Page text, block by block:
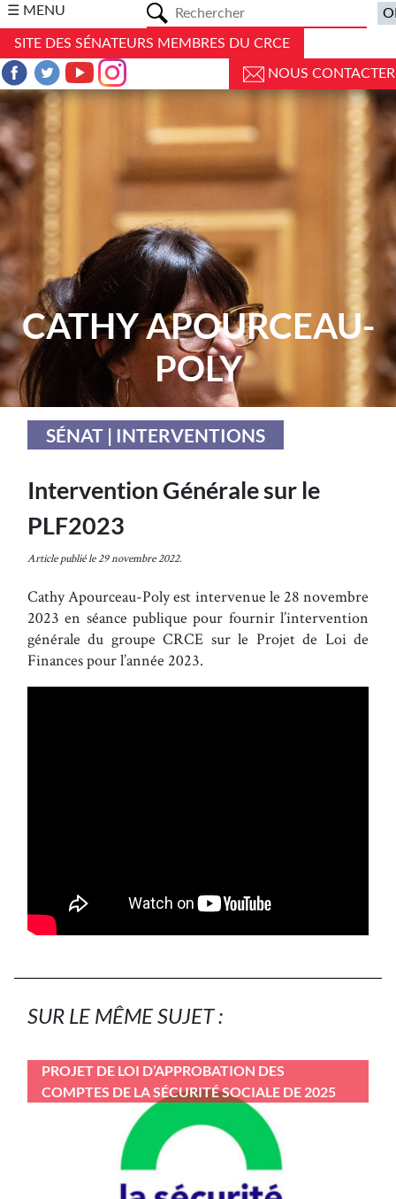
☰ MENU
SITE DES SÉNATEURS MEMBRES DU CRCE
NOUS CONTACTER
CATHY APOURCEAU-
POLY
SÉNAT | INTERVENTIONS
Intervention Générale sur le
PLF2023
Article publié le 29 novembre 2022.
Cathy Apourceau-Poly est intervenue le 28 novembre
2023 en séance publique pour fournir l’intervention
générale du groupe CRCE sur le Projet de Loi de
Finances pour l’année 2023.
SUR LE MÊME SUJET :
PROJET DE LOI D’APPROBATION DES
COMPTES DE LA SÉCURITÉ SOCIALE DE 2025